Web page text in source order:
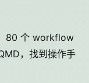
80 个 workflow
，找到操作手